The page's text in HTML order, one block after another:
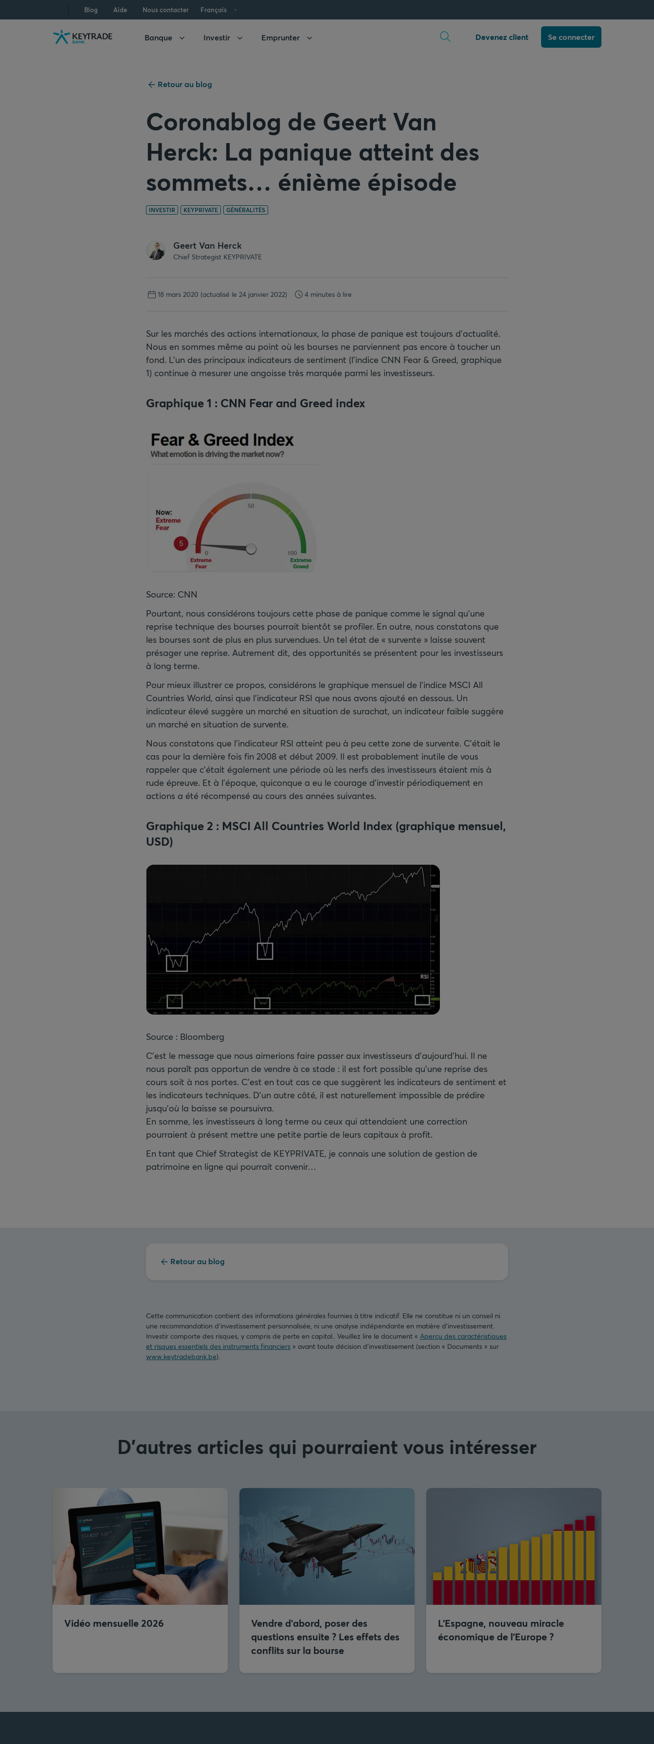
à
à
au
Blog Aide Nous contacter Français
Banque Investir Emprunter Devenez client Se connecter
Retour au blog
Coronablog de Geert Van
Herck: La panique atteint des
sommets… énième épisode
INVESTIR KEYPRIVATE GÉNÉRALITÉS
Geert Van Herck
Chief Strategist KEYPRIVATE
18 mars 2020 (actualisé le 24 janvier 2022) 4 minutes à lire
Sur les marchés des actions internationaux, la phase de panique est toujours d’actualité.
Nous en sommes même au point où les bourses ne parviennent pas encore à toucher un
fond. L’un des principaux indicateurs de sentiment (l’indice CNN Fear & Greed, graphique
1) continue à mesurer une angoisse très marquée parmi les investisseurs.
Graphique 1 : CNN Fear and Greed index
Source: CNN
Pourtant, nous considérons toujours cette phase de panique comme le signal qu’une
reprise technique des bourses pourrait bientôt se profiler. En outre, nous constatons que
les bourses sont de plus en plus survendues. Un tel état de « survente » laisse souvent
présager une reprise. Autrement dit, des opportunités se présentent pour les investisseurs
à long terme.
Pour mieux illustrer ce propos, considérons le graphique mensuel de l’indice MSCI All
Countries World, ainsi que l’indicateur RSI que nous avons ajouté en dessous. Un
indicateur élevé suggère un marché en situation de surachat, un indicateur faible suggère
un marché en situation de survente.
Nous constatons que l’indicateur RSI atteint peu à peu cette zone de survente. C’était le
cas pour la dernière fois fin 2008 et début 2009. Il est probablement inutile de vous
rappeler que c’était également une période où les nerfs des investisseurs étaient mis à
rude épreuve. Et à l’époque, quiconque a eu le courage d’investir périodiquement en
Graphique 2 : MSCI All Countries World Index (graphique mensuel,
USD)
Source : Bloomberg
C’est le message que nous aimerions faire passer aux investisseurs d’aujourd’hui. Il ne
nous paraît pas opportun de vendre à ce stade : il est fort possible qu’une reprise des
cours soit à nos portes. C’est en tout cas ce que suggèrent les indicateurs de sentiment et
les indicateurs techniques. D’un autre côté, il est naturellement impossible de prédire
jusqu’où la baisse se poursuivra.
En somme, les investisseurs à long terme ou ceux qui attendaient une correction
pourraient à présent mettre une petite partie de leurs capitaux à profit.
En tant que Chief Strategist de KEYPRIVATE, je connais une solution de gestion de
patrimoine en ligne qui pourrait convenir…
Retour au blog
Cette communication contient des informations générales fournies à titre indicatif. Elle ne constitue ni un conseil ni
une recommandation d’investissement personnalisée, ni une analyse indépendante en matière d’investissement.
Investir comporte des risques, y compris de perte en capital.. Veuillez lire le document « Aperçu des caractéristiques
et risques essentiels des instruments financiers » avant toute décision d’investissement (section « Documents » sur
www.keytradebank.be).
D'autres articles qui pourraient vous intéresser
Vidéo mensuelle 2026
Vendre d’abord, poser des
questions ensuite ? Les effets des
conflits sur la bourse
L’Espagne, nouveau miracle
économique de l’Europe ?